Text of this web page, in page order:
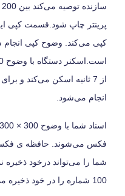
انجام می‌شود.
شما را می‌تواند درخود ذخیره
100 شماره را در خود ذخیره می‌کند.